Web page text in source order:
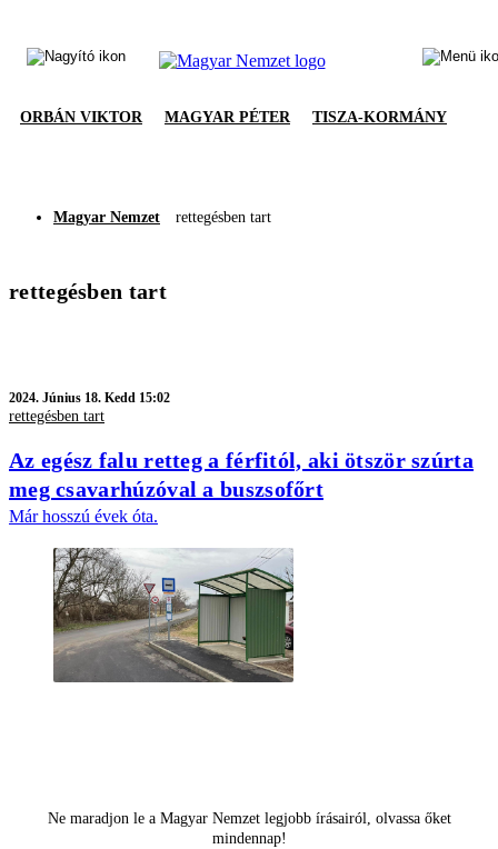
ORBÁN VIKTOR MAGYAR PÉTER TISZA-KORMÁNY
Magyar Nemzet rettegésben tart
rettegésben tart
2024. Június 18. Kedd 15:02
rettegésben tart
Az egész falu retteg a férfitól, aki ötször szúrta
meg csavarhúzóval a buszsofőrt
Már hosszú évek óta.
Ne maradjon le a Magyar Nemzet legjobb írásairól, olvassa őket
mindennap!